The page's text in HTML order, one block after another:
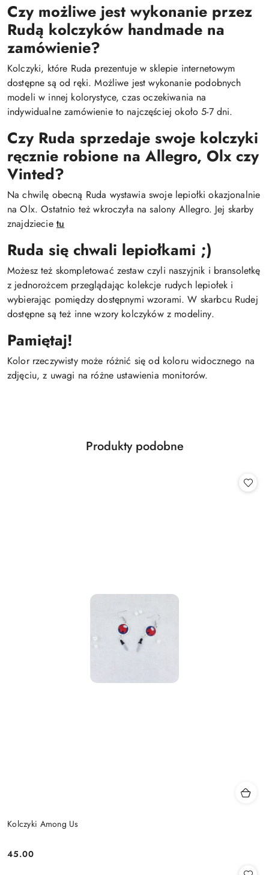
Czy możliwe jest wykonanie przez
Rudą kolczyków handmade na
zamówienie?
Kolczyki, które Ruda prezentuje w sklepie internetowym
dostępne są od ręki. Możliwe jest wykonanie podobnych
modeli w innej kolorystyce, czas oczekiwania na
indywidualne zamówienie to najczęściej około 5-7 dni.
Czy Ruda sprzedaje swoje kolczyki
ręcznie robione na Allegro, Olx czy
Vinted?
Na chwilę obecną Ruda wystawia swoje lepiołki okazjonalnie
na Olx. Ostatnio też wkroczyła na salony Allegro. Jej skarby
znajdziecie tu
Ruda się chwali lepiołkami ;)
Możesz też skompletować zestaw czyli naszyjnik i bransoletkę
z jednorożcem przeglądając kolekcje rudych lepiołek i
wybierając pomiędzy dostępnymi wzorami. W skarbcu Rudej
dostępne są też inne wzory kolczyków z modeliny.
Pamiętaj!
Kolor rzeczywisty może różnić się od koloru widocznego na
zdjęciu, z uwagi na różne ustawienia monitorów.
Pomiń karuzelę produktów
Produkty
Produkty podobne
Kolczyki Among Us
Cena:
45.00